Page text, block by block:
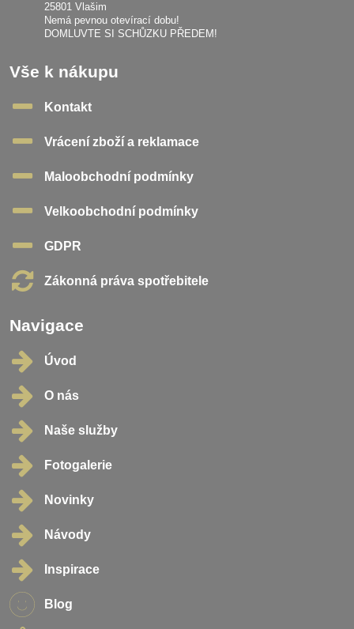
25801 Vlašim
Nemá pevnou otevírací dobu!
DOMLUVTE SI SCHŮZKU PŘEDEM!
Vše k nákupu
Kontakt
Vrácení zboží a reklamace
Maloobchodní podmínky
Velkoobchodní podmínky
GDPR
Zákonná práva spotřebitele
Navigace
Úvod
O nás
Naše služby
Fotogalerie
Novinky
Návody
Inspirace
Blog